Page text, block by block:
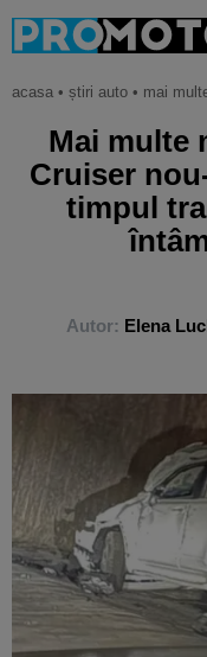
acasa • știri auto • mai multe mașini
Mai multe
Cruiser
timpul
Autor: Elena